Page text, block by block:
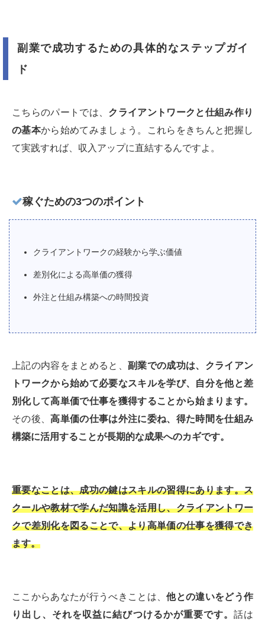
副業で成功するための具体的なステップガイ
ド
こちらのパートでは、 クライアントワークと仕組み作り
の基本から始めてみましょう。これらをきちんと把握し
て実践すれば、収入アップに直結するんですよ。
稼ぐための3つのポイント
クライアントワークの経験から学ぶ価値
差別化による高単価の獲得
外注と仕組み構築への時間投資
上記の内容をまとめると、 副業での成功は、クライアン
トワークから始めて必要なスキルを学び、自分を他と差
別化して高単価で仕事を獲得することから始まります。
その後、高単価の仕事は外注に委ね、得た時間を仕組み
構築に活用することが長期的な成果へのカギです。
重要なことは、成功の鍵はスキルの習得にあります。ス
クールや教材で学んだ知識を活用し、クライアントワー
クで差別化を図ることで、より高単価の仕事を獲得でき
ます。
ここからあなたが行うべきことは、他との違いをどう作
り出し、それを収益に結びつけるかが重要です。 話は